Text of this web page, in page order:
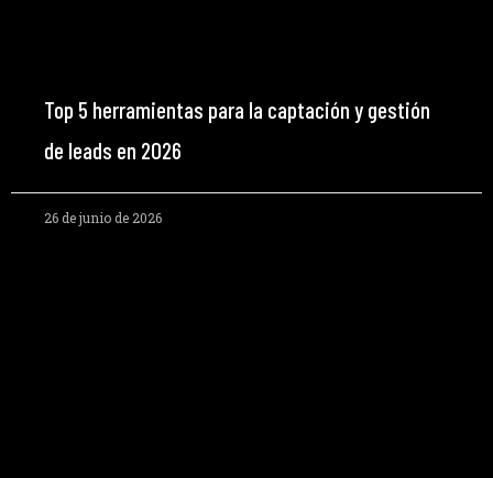
Top 5 herramientas para la captación y gestión
de leads en 2026
26 de junio de 2026